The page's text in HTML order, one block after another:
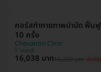
คอร์สทำกายภาพบำบัด ฟื้
10 ครั้ง
Chevanon Clinic
นนทบุรี
16,038 บาท16,200 บาท ประห